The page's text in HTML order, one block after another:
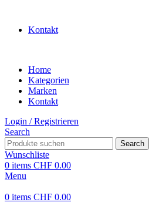
Kontakt
Home
Kategorien
Marken
Kontakt
Login / Registrieren
Search
Search
Wunschliste
0 items CHF 0.00
Menu
0 items CHF 0.00